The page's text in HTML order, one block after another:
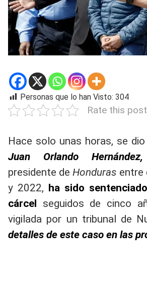
Personas que lo han Visto: 304
Rate this post
Hace solo unas horas, se
Juan Orlando Hernández,
presidente deHonduras entre
y 2022, ha sido
cárcel seguidos de cinco
vigilada por un tribunal de
detalles de este caso en las